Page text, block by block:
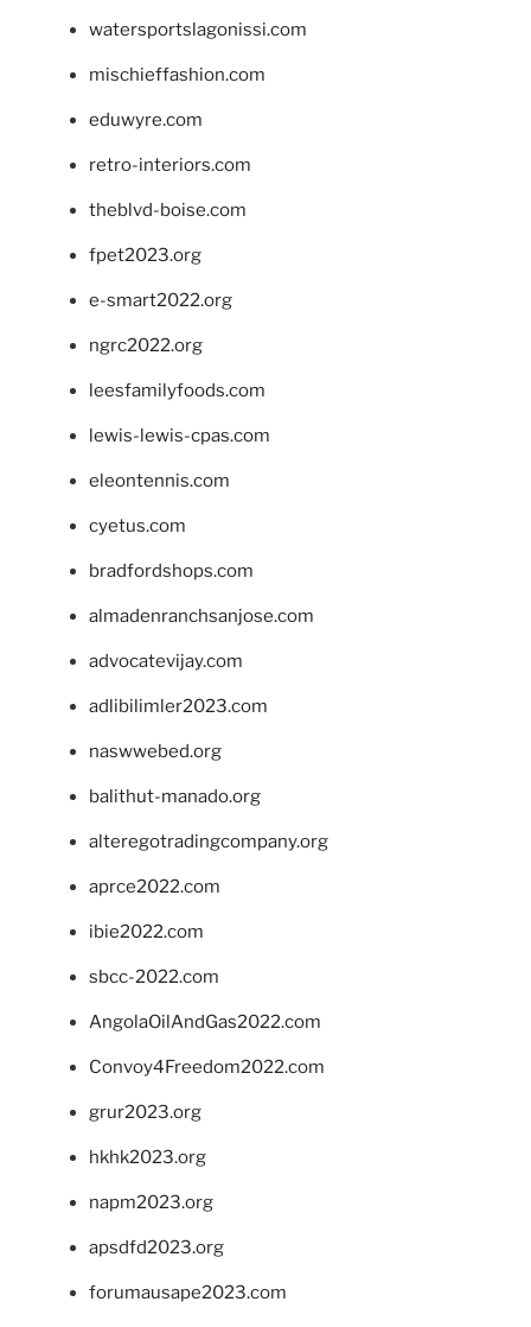
watersportslagonissi.com
mischieffashion.com
eduwyre.com
retro-interiors.com
theblvd-boise.com
fpet2023.org
e-smart2022.org
ngrc2022.org
leesfamilyfoods.com
lewis-lewis-cpas.com
eleontennis.com
cyetus.com
bradfordshops.com
almadenranchsanjose.com
advocatevijay.com
adlibilimler2023.com
naswwebed.org
balithut-manado.org
alteregotradingcompany.org
aprce2022.com
ibie2022.com
sbcc-2022.com
AngolaOilAndGas2022.com
Convoy4Freedom2022.com
grur2023.org
hkhk2023.org
napm2023.org
apsdfd2023.org
forumausape2023.com